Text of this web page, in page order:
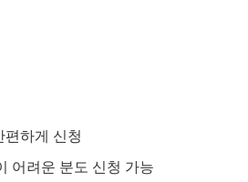
편하게 신청
어려운 분도 신청 가능